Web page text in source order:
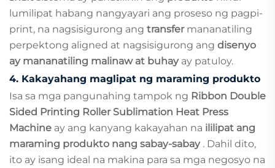
lumilipat habang nangyayari ang proseso ng pagpi-
print, na nagsisigurong ang transfer mananatiling
perpektong aligned at nagsisigurong ang disenyo
ay mananatiling malinaw at buhay ay patuloy.
4. Kakayahang maglipat ng maraming produkto
Isa sa mga pangunahing tampok ng Ribbon Double
Sided Printing Roller Sublimation Heat Press
Machine ay ang kanyang kakayahan na ililipat ang
maraming produkto nang sabay-sabay . Dahil dito,
ito ay isang ideal na makina para sa mga negosyo na